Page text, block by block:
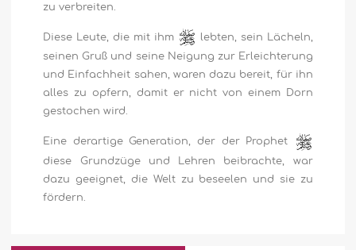
zu verbreiten.
Diese Leute, die mit ihm
lebten, sein Lächeln,
seinen Gruß und seine Neigung zur Erleichterung
und Einfachheit sahen, waren dazu bereit, für ihn
alles zu opfern, damit er nicht von einem Dorn
gestochen wird.
Eine derartige Generation, der der Prophet
diese Grundzüge und Lehren beibrachte, war
dazu geeignet, die Welt zu beseelen und sie zu
fördern.